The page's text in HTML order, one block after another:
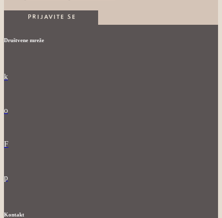
Društvene mreže
k
o
F
p
Kontakt